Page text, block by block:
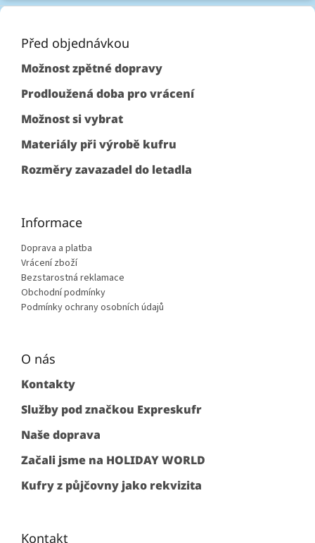
Z
Před objednávkou
Možnost zpětné dopravy
Prodloužená doba pro vrácení
Možnost si vybrat
Materiály při výrobě kufru
Rozměry zavazadel do letadla
Informace
Doprava a platba
Vrácení zboží
Bezstarostná reklamace
Obchodní podmínky
Podmínky ochrany osobních údajů
O nás
Kontakty
Služby pod značkou Expreskufr
Naše doprava
Začali jsme na HOLIDAY WORLD
Kufry z půjčovny jako rekvizita
Kontakt